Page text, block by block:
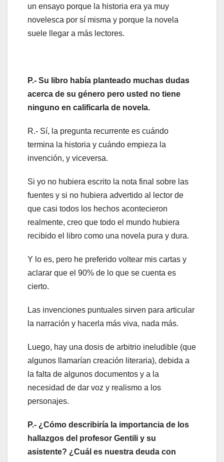
un ensayo porque la historia era ya muy
novelesca por sí misma y porque la novela
suele llegar a más lectores.
P.- Su libro había planteado muchas dudas
acerca de su género pero usted no tiene
ninguno en calificarla de novela.
R.- Sí, la pregunta recurrente es cuándo
termina la historia y cuándo empieza la
invención, y viceversa.
Si yo no hubiera escrito la nota final sobre las
fuentes y si no hubiera advertido al lector de
que casi todos los hechos acontecieron
realmente, creo que todo el mundo hubiera
recibido el libro como una novela pura y dura.
Y lo es, pero he preferido voltear mis cartas y
aclarar que el 90% de lo que se cuenta es
cierto.
Las invenciones puntuales sirven para articular
la narración y hacerla más viva, nada más.
Luego, hay una dosis de arbitrio ineludible (que
algunos llamarían creación literaria), debida a
la falta de algunos documentos y a la
necesidad de dar voz y realismo a los
personajes.
P.- ¿Cómo describiría la importancia de los
hallazgos del profesor Gentili y su
asistente? ¿Cuál es nuestra deuda con